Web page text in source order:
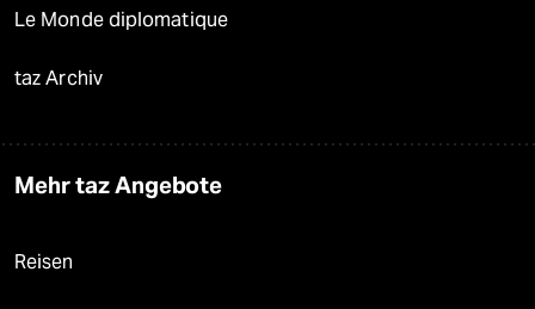
Le Monde diplomatique
taz Archiv
Mehr taz Angebote
Reisen